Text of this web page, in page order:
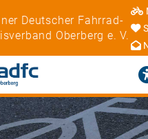
Deutscher Fahrrad-
Oberberg e. V.